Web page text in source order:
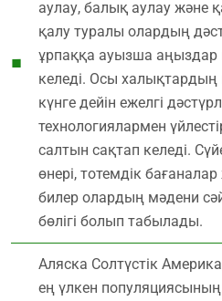
аулау, балық аулау және
қалу туралы олардың
ұрпаққа ауызша аңыздар
келеді. Осы халықтардың
күнге дейін ежелгі
технологиялармен
салтын сақтап келеді.
өнері, тотемдік
билер олардың мәдени
бөлігі болып табылады.
Аляска Солтүстік
ең үлкен